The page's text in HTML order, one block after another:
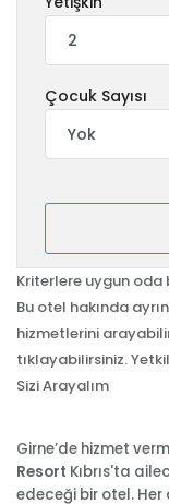
Çocuk Sayısı
Kriterlere uygun oda
Bu otel hakında
hizmetlerini
tıklayabilirsiniz.
Sizi Arayalım
Girne’de hizmet
Resort Kıbrıs'ta
edeceği bir otel.